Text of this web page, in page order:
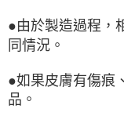
●由於製造過程，
同情況。
●如果皮膚有傷痕
品。